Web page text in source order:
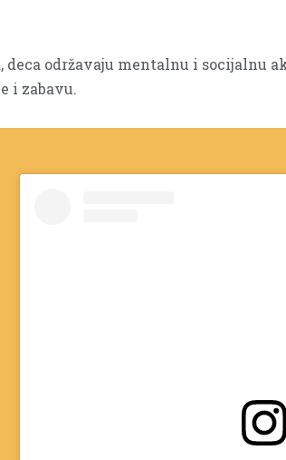
održavaju mentalnu i socijalnu
i zabavu.